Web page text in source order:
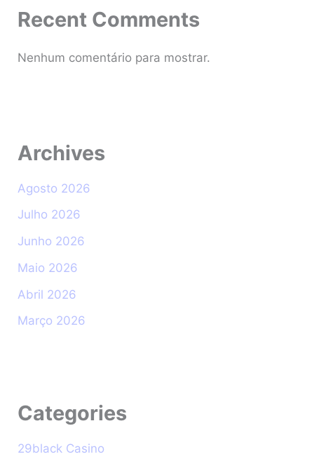
Recent Comments
Nenhum comentário para mostrar.
Archives
Agosto 2026
Julho 2026
Junho 2026
Maio 2026
Abril 2026
Março 2026
Categories
29black Casino